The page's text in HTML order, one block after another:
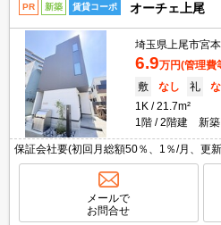
PR 新築 賃貸コーポ オーチェ上尾
埼玉県上尾市宮
6.9万円(管理費
敷
なし 礼
1K
21.7m²
1階
2階建 新築
保証会社要(初回月総額50％、1％/月、更
無料。内見予約受付中。現地待ち合わせ
見対応可。最寄り駅まで徒歩7分！。買い
メールで
お問合せ